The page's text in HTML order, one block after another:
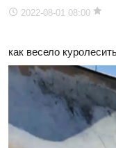
2022-08-01 08:00
как весело